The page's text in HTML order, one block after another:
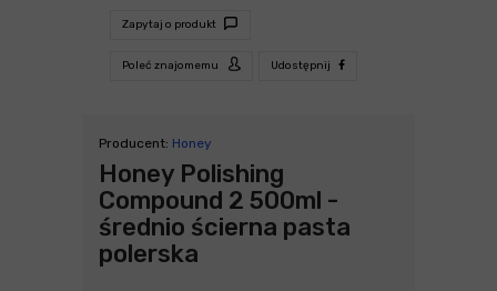
Zapytaj o produkt
Poleć znajomemu Udostępnij
Producent: Honey
Honey Polishing
Compound 2 500ml -
średnio ścierna pasta
polerska